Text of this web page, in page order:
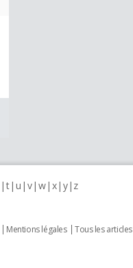
t u v w x y z
Mentions légales Tous les articles